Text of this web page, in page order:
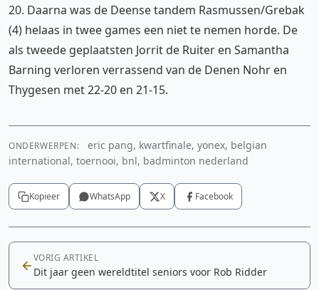
20. Daarna was de Deense tandem Rasmussen/Grebak
(4) helaas in twee games een niet te nemen horde. De
als tweede geplaatsten Jorrit de Ruiter en Samantha
Barning verloren verrassend van de Denen Nohr en
Thygesen met 22-20 en 21-15.
ONDERWERPEN:
eric pang, kwartfinale, yonex, belgian
international, toernooi, bnl, badminton nederland
Kopieer WhatsApp X Facebook
VORIG ARTIKEL
Dit jaar geen wereldtitel seniors voor Rob Ridder